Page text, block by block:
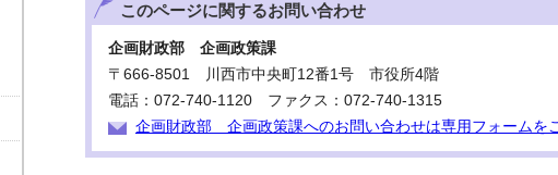
このページに関するお問い合わせ
企画財政部 企画政策課
〒666-8501 川西市中央町12番1号 市役所4階
電話：072-740-1120 ファクス：072-740-1315
企画財政部 企画政策課へのお問い合わせは専用フォームを